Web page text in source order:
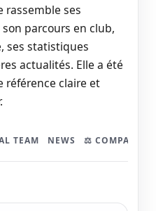
rassemble ses
parcours en club,
ses statistiques
actualités. Elle a été
claire et
TEAM NEWS ⚖️ COMPARER